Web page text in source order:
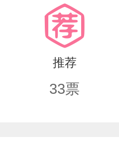
推荐
33票